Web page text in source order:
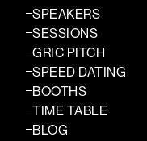
SPEAKERS
SESSIONS
GRIC PITCH
SPEED DATING
BOOTHS
TIME TABLE
BLOG